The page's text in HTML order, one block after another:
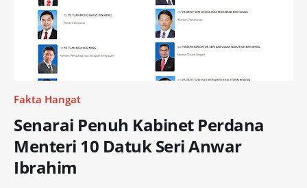
Fakta Hangat
Senarai Penuh Kabinet Perdana
Menteri 10 Datuk Seri Anwar
Ibrahim